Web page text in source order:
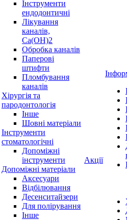
Інструменти
ендодонтичні
Лікування
каналів,
Ca(OH)2
Обробка каналів
Паперові
штифти
Пломбування
каналів
Хірургія та
пародонтологія
Інше
Шовні матеріали
Інструменти
стоматологічні
Допоміжні
інструменти
Допоміжні матеріали
Аксесуари
Відбілювання
Десенситайзери
Для полірування
Інше
Акції